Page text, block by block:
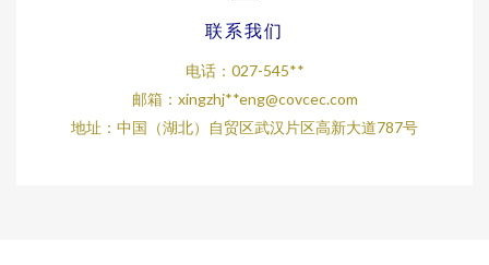
联系我们
电话：027-545**
邮箱：xingzhj**eng@covcec.com
地址：中国（湖北）自贸区武汉片区高新大道787号